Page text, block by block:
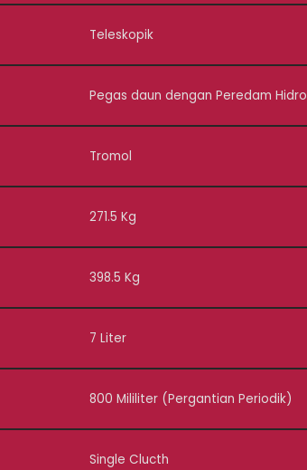
Teleskopik
Pegas daun dengan Peredam
Tromol
271.5 Kg
398.5 Kg
7 Liter
800 Mililiter (Pergantian Periodik)
Single Clucth